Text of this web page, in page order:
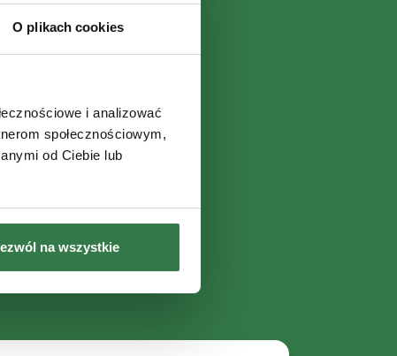
O plikach cookies
i analizować
społecznościowym,
od Ciebie lub
na wszystkie